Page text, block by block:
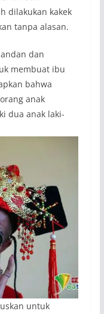
dilakukan kakek
tanpa alasan.
dan
membuat ibu
bahwa
anak
dua anak laki-
untuk